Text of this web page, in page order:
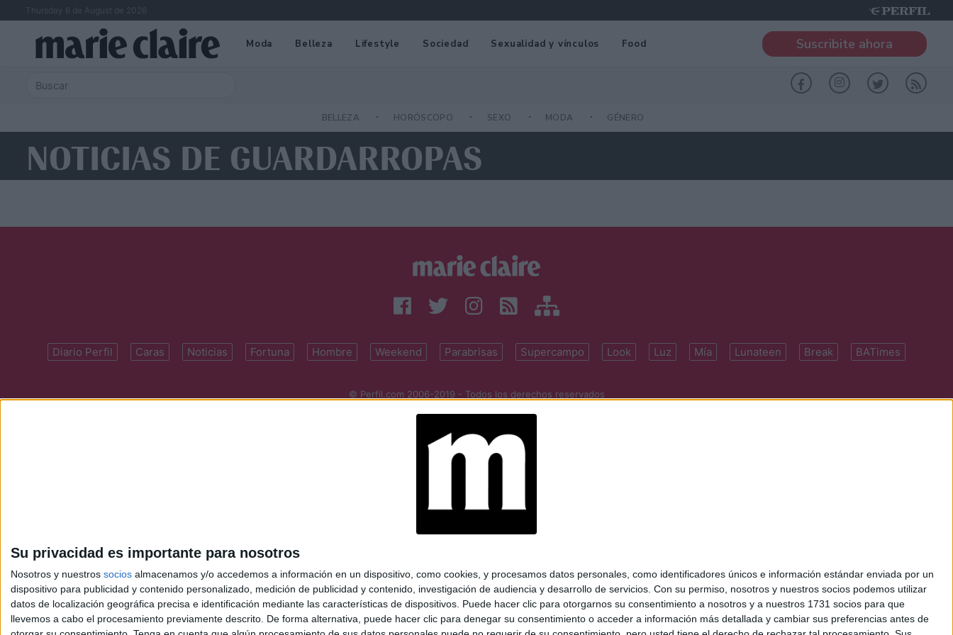
Su privacidad es importante para nosotros
Nosotros y nuestros socios almacenamos y/o accedemos a información en un dispositivo, como cookies, y procesamos datos personales, como identificadores únicos e información estándar enviada por un
dispositivo para publicidad y contenido personalizado, medición de publicidad y contenido, investigación de audiencia y desarrollo de servicios. Con su permiso, nosotros y nuestros socios podemos utilizar
datos de localización geográfica precisa e identificación mediante las características de dispositivos. Puede hacer clic para otorgarnos su consentimiento a nosotros y a nuestros 1731 socios para que
llevemos a cabo el procesamiento previamente descrito. De forma alternativa, puede hacer clic para denegar su consentimiento o acceder a información más detallada y cambiar sus preferencias antes de
Thursday 6 de August de 2026
Moda Belleza Lifestyle Sociedad Sexualidad y vínculos Food Suscribite ahora
BELLEZA HORÓSCOPO SEXO MODA GÉNERO
NOTICIAS DE GUARDARROPAS
Diario Perfil Caras Noticias Fortuna Hombre Weekend Parabrisas Supercampo Look Luz Mía Lunateen Break BATimes
© Perfil.com 2006-2019 - Todos los derechos reservados
perfilcom@perfil.com| Propietario: Diario Perfil S.A.